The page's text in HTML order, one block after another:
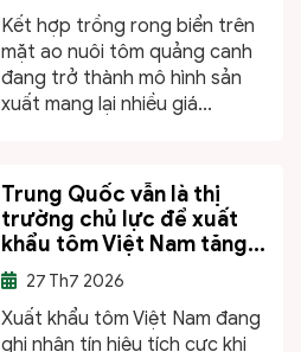
Kết hợp trồng rong biển trên
mặt ao nuôi tôm quảng canh
đang trở thành mô hình sản
xuất mang lại nhiều giá...
Trung Quốc vẫn là thị
trường chủ lực để xuất
khẩu tôm Việt Nam tăng...
27 Th7 2026
Xuất khẩu tôm Việt Nam đang
ghi nhận tín hiệu tích cực khi